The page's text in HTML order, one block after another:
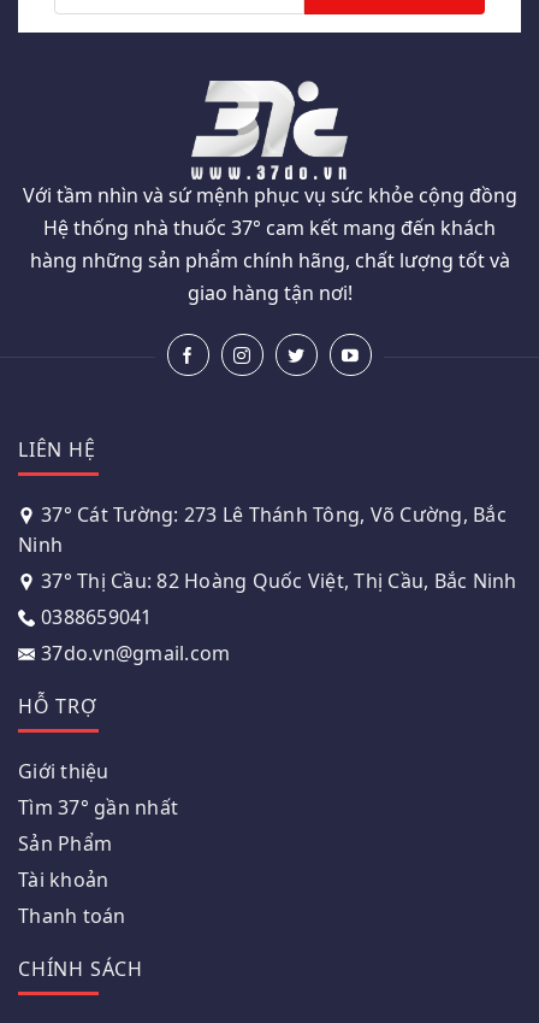
Với tầm nhìn và sứ mệnh phục vụ sức khỏe cộng đồng
Hệ thống nhà thuốc 37° cam kết mang đến khách
hàng những sản phẩm chính hãng, chất lượng tốt và
giao hàng tận nơi!
LIÊN HỆ
37° Cát Tường: 273 Lê Thánh Tông, Võ Cường, Bắc
Ninh
37° Thị Cầu: 82 Hoàng Quốc Việt, Thị Cầu, Bắc Ninh
0388659041
37do.vn@gmail.com
HỖ TRỢ
Giới thiệu
Tìm 37° gần nhất
Sản Phẩm
Tài khoản
Thanh toán
CHÍNH SÁCH